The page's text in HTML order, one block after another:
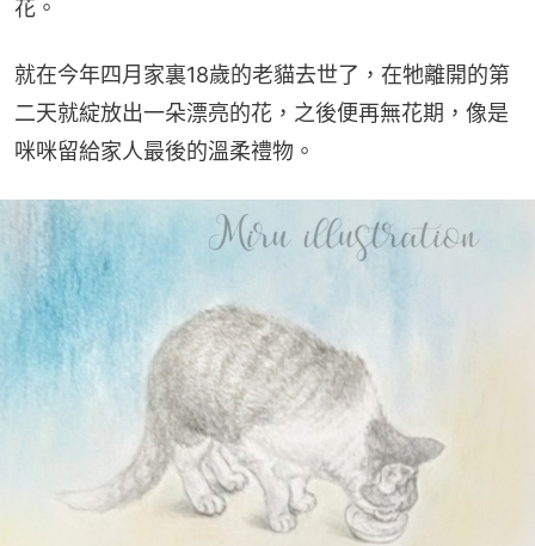
花。
就在今年四月家裏18歲的老貓去世了，在牠離開的第
二天就綻放出一朵漂亮的花，之後便再無花期，像是
咪咪留給家人最後的溫柔禮物。